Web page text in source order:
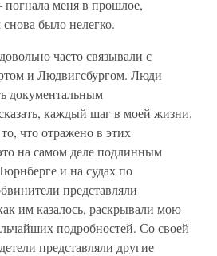
меня в прошлое,
было нелегко.
часто связывали с
и Людвигсбургом. Люди
документальным
каждый шаг в моей жизни.
что отражено в этих
на самом деле подлинным
и на судах по
представляли
им казалось, раскрывали мою
подробностей. Со своей
представляли другие